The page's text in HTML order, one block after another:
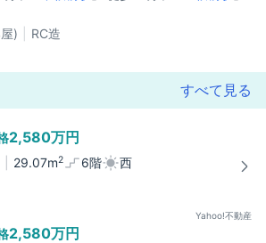
) RC造
すべて見る
2,580万円
29.07m2 6階 西
Yahoo!不動産
2,580万円